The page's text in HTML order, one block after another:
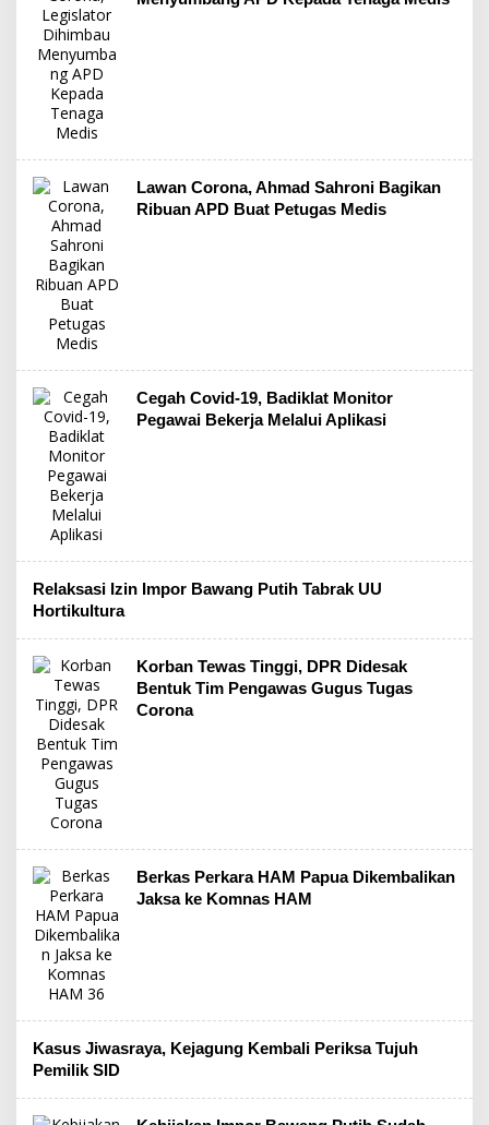
Lawan Corona, Ahmad Sahroni Bagikan
Ribuan APD Buat Petugas Medis
Cegah Covid-19, Badiklat Monitor
Pegawai Bekerja Melalui Aplikasi
Relaksasi Izin Impor Bawang Putih Tabrak UU
Hortikultura
Korban Tewas Tinggi, DPR Didesak
Bentuk Tim Pengawas Gugus Tugas
Corona
Berkas Perkara HAM Papua Dikembalikan
Jaksa ke Komnas HAM
Kasus Jiwasraya, Kejagung Kembali Periksa Tujuh
Pemilik SID